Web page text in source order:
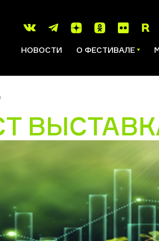
НОВОСТИ О ФЕСТИВАЛЕ